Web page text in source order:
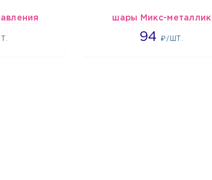
1718 шары Микс-металлик
94₽/ШТ.
1697